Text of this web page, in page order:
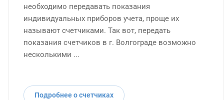
необходимо передавать показания
индивидуальных приборов учета, проще их
называют счетчиками. Так вот, передать
показания счетчиков в г. Волгограде возможно
несколькими ...
Подробнее о счетчиках